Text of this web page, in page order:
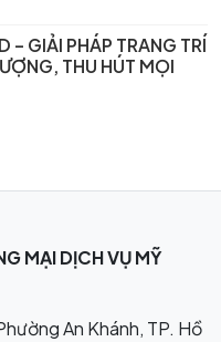
– GIẢI PHÁP TRANG TRÍ
THU HÚT MỌI
MẠI DỊCH VỤ MỸ
An Khánh, TP. Hồ